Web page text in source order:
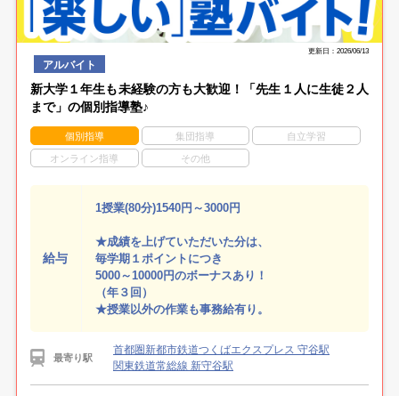
更新日：2026/06/13
アルバイト
新大学１年生も未経験の方も大歓迎！「先生１人に生徒２人
まで」の個別指導塾♪
個別指導 集団指導 自立学習
オンライン指導 その他
給与
1授業(80分)1540円～3000円
★成績を上げていただいた分は、
毎学期１ポイントにつき
5000～10000円のボーナスあり！
（年３回）
★授業以外の作業も事務給有り。
最寄り駅
首都圏新都市鉄道つくばエクスプレス 守谷駅
関東鉄道常総線 新守谷駅